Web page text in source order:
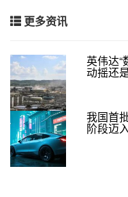
更多资讯
英伟达
动摇还
我国首
阶段迈